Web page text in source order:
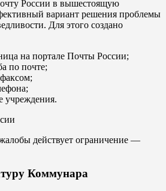
России в вышестоящую
вариант решения проблемы
Для этого создано
на портале Почты России;
по почте;
учреждения.
действует ограничение —
Коммунара